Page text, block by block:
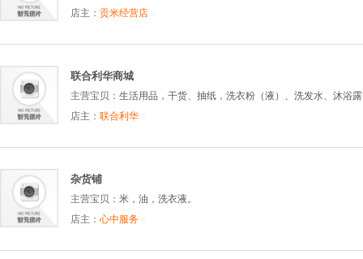
店主： 贡米经营店
联合利华商城
主营宝贝： 生活用品，干货、抽纸，洗衣粉（液）、洗发水、沐浴
店主： 联合利华
杂货铺
主营宝贝： 米，油，洗衣液。
店主： 心中服务